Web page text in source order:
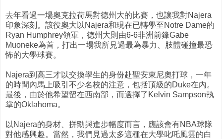
去年看過一場奧克拉荷馬對德州大的比賽，也讓我對Najera
印象深刻。該役奧大以Najera和現在已轉學至Notre Dame的
Ryan Humphrey領軍，德州大則由6-6非洲前鋒Gabe
Muoneke為首，打出一場我所見過最為暴力、肢體碰撞最恐
怖的大學球賽。
Najera到高三才以交換學生的身份赴聖安東尼奧打球，一年
的時間內馬上吸引不少名校的注意，包括頂級的Duke在內。
最後，由於他希望留在西南部，而選擇了Kelvin Sampson執
掌的Oklahoma。
以Najera的身材、拼勁與進步幅度而言，應該會有NBA球隊
對他感興趣。當然，我們見過太多這種在大學叱吒風雲的白